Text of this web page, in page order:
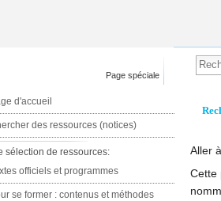
Aller
Cette
Page spéciale
d'accueil
des ressources (notices)
sélection de ressources:
officiels et programmes
se former : contenus et méthodes